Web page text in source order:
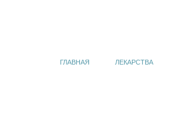
ГЛАВНАЯ ЛЕКАРСТВА